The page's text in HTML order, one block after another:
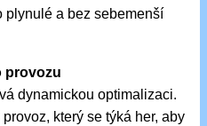
plynulé a bez sebemenší
provozu
dynamickou optimalizaci.
který se týká her, aby